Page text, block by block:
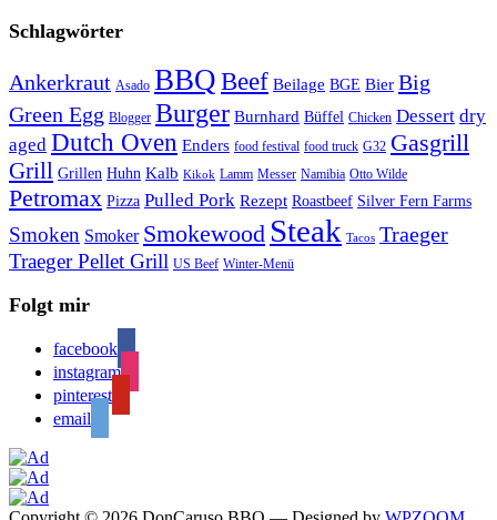
Schlagwörter
Ankerkraut Asado BBQBeef Beilage BGE Bier Big
Green Egg Blogger Burger Burnhard Büffel Chicken Dessert dry
aged Dutch Oven Enders food festival food truck G32 Gasgrill
Grill Grillen Huhn Kalb Kikok Lamm Messer Namibia Otto Wilde
Petromax Pizza Pulled Pork Rezept Roastbeef Silver Fern Farms
Smoken Smoker Smokewood Steak Tacos Traeger
Traeger Pellet Grill US Beef Winter-Menü
Folgt mir
facebook
instagram
pinterest
email